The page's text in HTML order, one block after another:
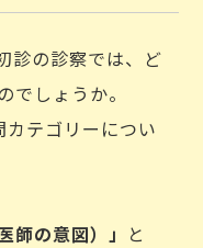
診の診察では、ど
でしょうか。
テゴリーについ
師の意図）」 と